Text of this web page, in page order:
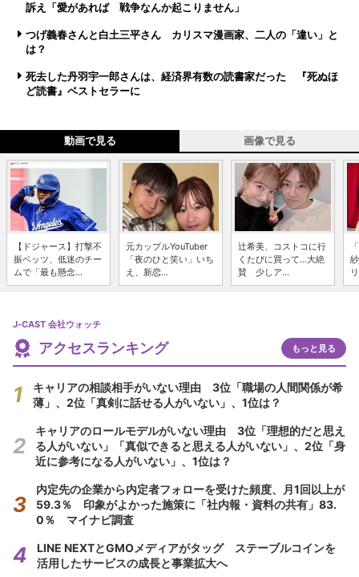
訴え「愛があれば 戦争なんか起こりません」
つげ義春さんと白土三平さん カリスマ漫画家、二人の「違い」と
は？
死去した丹羽宇一郎さんは、経済界有数の読書家だった 『死ぬほ
ど読書』ベストセラーに
動画で見る 画像で見る
【ドジャース】打撃不
振ベッツ、低迷のチー
ムで「最も懸念...
元カップルYouTuber
「夜のひと笑い」いち
え、新恋...
辻希美、コストコに行
くたびに買って...大絶
賛 少しア...
J-CAST 会社ウォッチ
アクセスランキング もっと見る
キャリアの相談相手がいない理由 3位「職場の人間関係が希
薄」、2位「真剣に話せる人がいない」、1位は？
キャリアのロールモデルがいない理由 3位「理想的だと思え
る人がいない」「真似できると思える人がいない」、2位「身
近に参考になる人がいない」、1位は？
内定先の企業から内定者フォローを受けた頻度、月1回以上が
59.3％ 印象がよかった施策に「社内報・資料の共有」83.
0％ マイナビ調査
LINE NEXTとGMOメディアがタッグ ステーブルコインを
活用したサービスの成長と事業拡大へ